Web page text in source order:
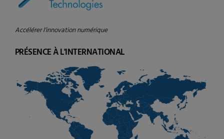
Accélérer l’innovation numérique
PRÉSENCE À L'INTERNATIONAL